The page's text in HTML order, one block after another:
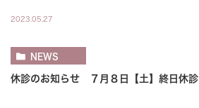
2023.05.27
NEWS
休診のお知らせ ７月８日【土】終日休診